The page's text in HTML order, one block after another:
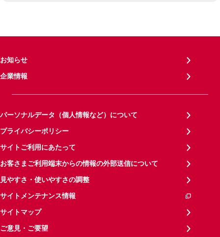
お知らせ
企業情報
パーソナルデータ（個人情報など）について
プライバシーポリシー
サイトご利用にあたって
お客さまご利用端末からの情報の外部送信について
見やすさ・使いやすさの調整
サイトメンテナンス情報
サイトマップ
ご意見・ご要望